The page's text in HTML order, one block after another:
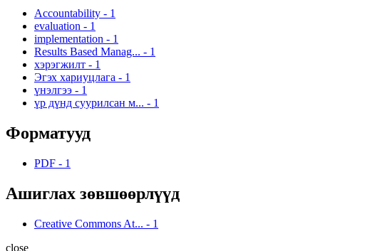
Accountability - 1
evaluation - 1
implementation - 1
Results Based Manag... - 1
хэрэгжилт - 1
Эгэх хариуцлага - 1
үнэлгээ - 1
үр дүнд суурилсан м... - 1
Форматууд
PDF - 1
Ашиглах зөвшөөрлүүд
Creative Commons At... - 1
close